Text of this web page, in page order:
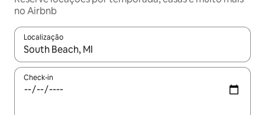
no Airbnb
Localização
Quando os resultados estiverem disponíveis, explore-os
Check-in